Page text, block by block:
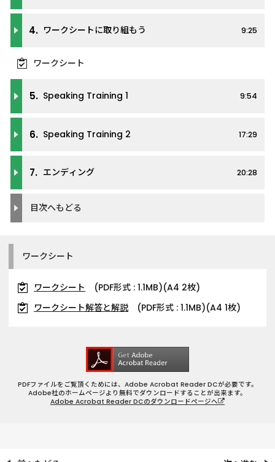
4. ワークシートに取り組もう 9:25
ワークシート
5. Speaking Training 1 9:54
6. Speaking Training 2 17:29
7. エンディング 20:28
目次へもどる
ワークシート
ワークシート
(PDF形式 : 1.1MB)(A4 2枚)
ワークシート解答と解説
(PDF形式 : 1.1MB)(A4 1枚)
PDFファイルをご覧頂くためには、Adobe Acrobat Reader DCが必要です。
Adobe社のホームページより無料でダウンロードすることが出来ます。
Adobe Acrobat Reader DCのダウンロードページへ